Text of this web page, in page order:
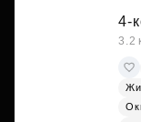
4-
3.2